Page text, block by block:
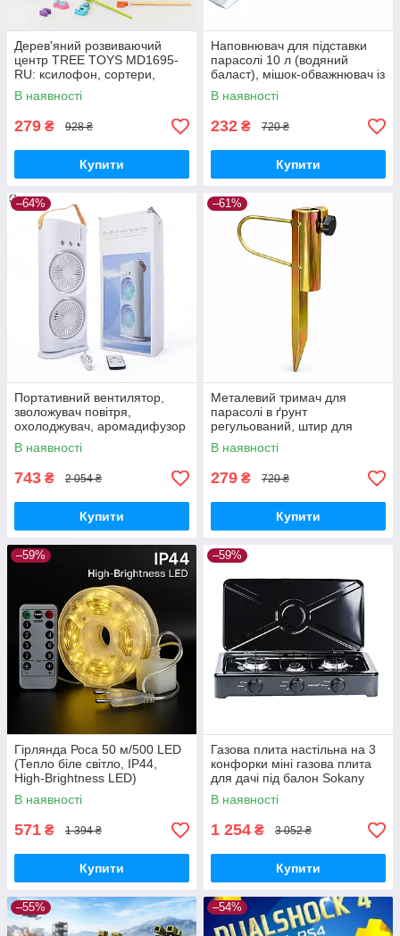
Дерев'яний розвиваючий
центр TREE TOYS MD1695-
RU: ксилофон, сортери,
рибальство, 10 рибок
В наявності
279 ₴ 928 ₴
Купити
Наповнювач для підставки
парасолі 10 л (водяний
баласт), мішок-обважнювач із
клапаном
В наявності
232 ₴ 720 ₴
Купити
–64%
Портативний вентилятор,
зволожувач повітря,
охолоджувач, аромадифузор
FH-666
В наявності
743 ₴ 2 054 ₴
Купити
–61%
Металевий тримач для
парасолі в ґрунт
регульований, штир для
садової парасолі з
фіксатором
В наявності
279 ₴ 720 ₴
Купити
–59%
Гірлянда Роса 50 м/500 LED
(Тепло біле світло, IP44,
High-Brightness LED)
В наявності
571 ₴ 1 394 ₴
Купити
–59%
Газова плита настільна на 3
конфорки міні газова плита
для дачі під балон Sokany
В наявності
1 254 ₴ 3 052 ₴
Купити
–55% –54%